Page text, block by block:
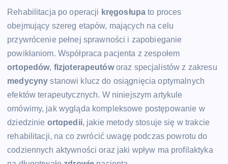
Rehabilitacja po operacji kręgosłupa to proces
obejmujący szereg etapów, mających na celu
przywrócenie pełnej sprawności i zapobieganie
powikłaniom. Współpraca pacjenta z zespołem
ortopedów, fizjoterapeutóworaz specjalistów z zakresu
medycyny stanowi klucz do osiągnięcia optymalnych
efektów terapeutycznych. W niniejszym artykule
omówimy, jak wygląda kompleksowe postępowanie w
dziedzinie ortopedii, jakie metody stosuje się w trakcie
rehabilitacji, na co zwrócić uwagę podczas powrotu do
codziennych aktywności oraz jaki wpływ ma profilaktyka